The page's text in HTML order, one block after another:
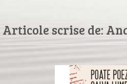
Articole scrise de: